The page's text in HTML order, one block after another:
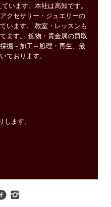
います。本社は高知です。
クセサリー・ジュエリーの
います。 教室・レッスンも
ます。 鉱物・貴金属の買取
掘～加工～処理・再生、最
ております。
ます。